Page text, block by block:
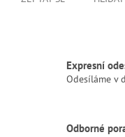
Expresní
Odesíláme v
Odborné